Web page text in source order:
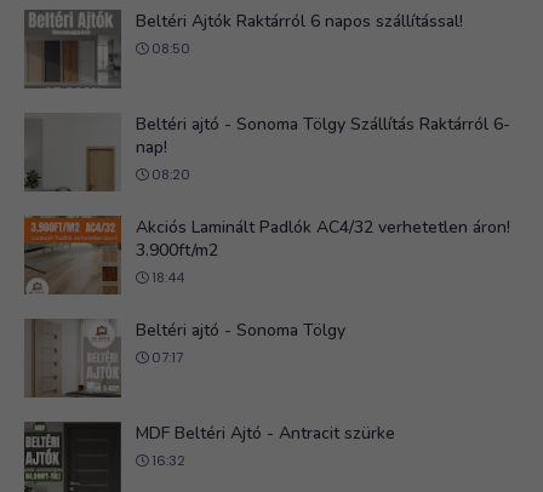
Beltéri Ajtók Raktárról 6 napos szállítással!
08:50
Beltéri ajtó - Sonoma Tölgy Szállítás Raktárról 6-
nap!
08:20
Akciós Laminált Padlók AC4/32 verhetetlen áron!
3.900ft/m2
18:44
Beltéri ajtó - Sonoma Tölgy
07:17
MDF Beltéri Ajtó - Antracit szürke
16:32